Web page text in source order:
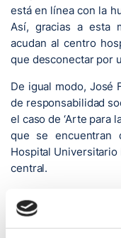
está en línea con la
Así, gracias a esta
acudan al centro
que desconectar por
De igual modo, José
de responsabilidad
el caso de ‘Arte para
que se encuentran
Hospital
central.
Francisco Díaz ha
donado la pieza